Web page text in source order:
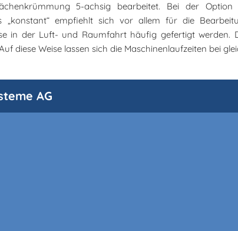
5-achsig bearbeitet. Bei der
„konstant“ empfiehlt sich vor allem für die
in der Luft- und Raumfahrt häufig gefertigt
diese Weise lassen sich die Maschinenlaufzeiten bei
AG